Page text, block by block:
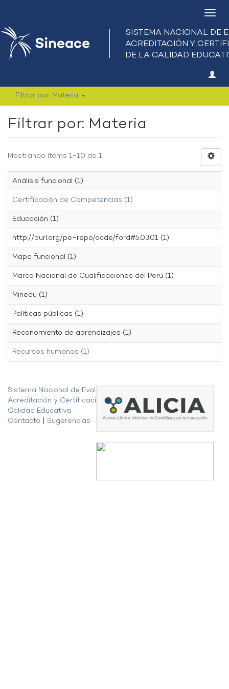
Filtrar por: Materia
Filtrar por: Materia
Mostrando ítems 1-10 de 1
Análisis funcional (1)
Certificación de Competencias (1)
Educación (1)
http://purl.org/pe-repo/ocde/ford#5.03.01 (1)
Mapa funcional (1)
Marco Nacional de Cualificaciones del Perú (1)
Minedu (1)
Políticas públicas (1)
Reconomiento de aprendizajes (1)
Recursos humanos (1)
Sistema Nacional de Evaluación,
Acreditación y Certificación de la
Calidad Educativa
Contacto
Sugerencias